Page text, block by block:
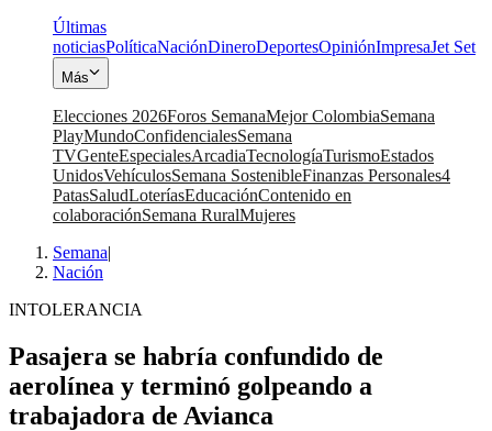
Últimas
noticiasPolíticaNaciónDineroDeportesOpiniónImpresaJet Set
Más
Elecciones 2026Foros SemanaMejor ColombiaSemana
PlayMundoConfidencialesSemana
TVGenteEspecialesArcadiaTecnologíaTurismoEstados
UnidosVehículosSemana SostenibleFinanzas Personales4
PatasSaludLoteríasEducaciónContenido en
colaboraciónSemana RuralMujeres
Semana|
Nación
INTOLERANCIA
Pasajera se habría confundido de
aerolínea y terminó golpeando a
trabajadora de Avianca